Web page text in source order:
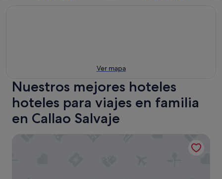
Ver mapa
Nuestros mejores hoteles
hoteles para viajes en familia
en Callao Salvaje